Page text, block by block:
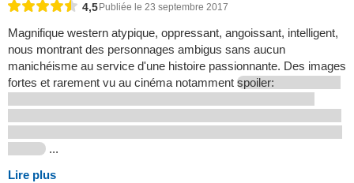
4,5 Publiée le 23 septembre 2017
Magnifique western atypique, oppressant, angoissant, intelligent,
nous montrant des personnages ambigus sans aucun
manichéisme au service d'une histoire passionnante. Des images
fortes et rarement vu au cinéma notamment spoiler:
...
Lire plus